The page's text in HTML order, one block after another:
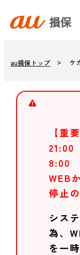
au損保トップ ケ
【重
21:00
8:00
WEB
停止
シス
為、
を一